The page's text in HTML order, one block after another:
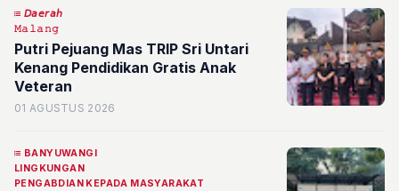
𝘋𝘢𝘦𝘳𝘢𝘩
𝙼𝚊𝚕𝚊𝚗𝚐
Putri Pejuang Mas TRIP Sri Untari
Kenang Pendidikan Gratis Anak
Veteran
01 AGUSTUS 2026
BANYUWANGI
LINGKUNGAN
PENGABDIAN KEPADA MASYARAKAT